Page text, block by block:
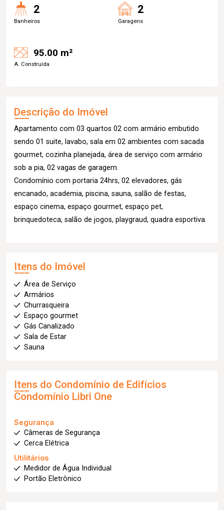
2
Banheiros
2
Garagens
95.00 m²
A. Construída
Descrição do Imóvel
Apartamento com 03 quartos 02 com armário embutido
sendo 01 suite, lavabo, sala em 02 ambientes com sacada
gourmet, cozinha planejada, área de serviço com armário
sob a pia, 02 vagas de garagem.
Condomínio com portaria 24hrs, 02 elevadores, gás
encanado, academia, piscina, sauna, salão de festas,
espaço cinema, espaço gourmet, espaço pet,
brinquedoteca, salão de jogos, playgraud, quadra esportiva.
Itens do Imóvel
Área de Serviço
Armários
Churrasqueira
Espaço gourmet
Gás Canalizado
Sala de Estar
Sauna
Itens do Condomínio de Edifícios
Condomínio Libri One
Segurança
Câmeras de Segurança
Cerca Elétrica
Utilitários
Medidor de Água Individual
Portão Eletrônico